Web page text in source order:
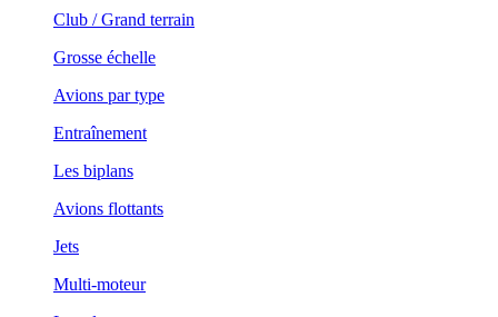
Club / Grand terrain
Grosse échelle
Avions par type
Entraînement
Les biplans
Avions flottants
Jets
Multi-moteur